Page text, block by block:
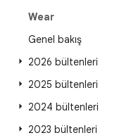
Wear
Genel bakış
2026 bültenleri
2025 bültenleri
2024 bültenleri
2023 bültenleri